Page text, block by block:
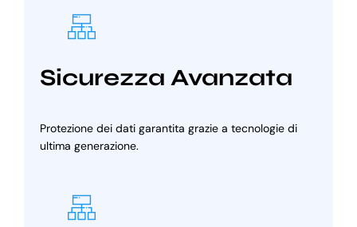
Sicurezza Avanzata
Protezione dei dati garantita grazie a tecnologie di
ultima generazione.